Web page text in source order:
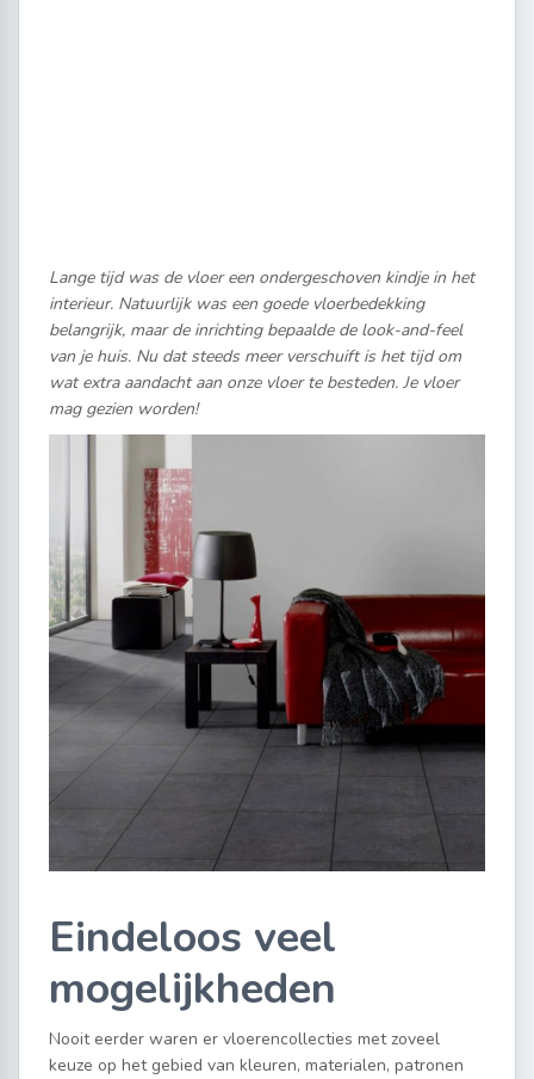
Lange tijd was de vloer een ondergeschoven kindje in het
interieur. Natuurlijk was een goede vloerbedekking
belangrijk, maar de inrichting bepaalde de look-and-feel
van je huis. Nu dat steeds meer verschuift is het tijd om
wat extra aandacht aan onze vloer te besteden. Je vloer
mag gezien worden!
Eindeloos veel
mogelijkheden
Nooit eerder waren er vloerencollecties met zoveel
keuze op het gebied van kleuren, materialen, patronen